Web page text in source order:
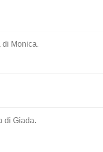
di Monica.
di Giada.